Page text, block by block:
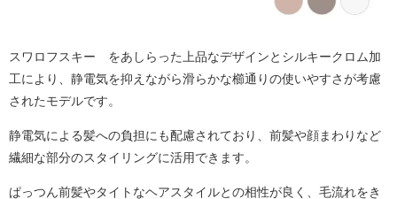
スワロフスキー®をあしらった上品なデザインとシルキークロム加
工により、静電気を抑えながら滑らかな櫛通りの使いやすさが考慮
されたモデルです。
静電気による髪への負担にも配慮されており、前髪や顔まわりなど
繊細な部分のスタイリングに活用できます。
ぱっつん前髪やタイトなヘアスタイルとの相性が良く、毛流れをき